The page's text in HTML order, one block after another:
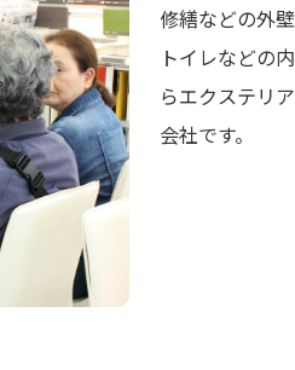
修繕などの外
トイレなどの
らエクステリ
会社です。